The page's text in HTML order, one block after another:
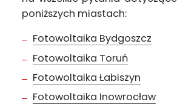
poniższych miastach:
Fotowoltaika Bydgoszcz
Fotowoltaika Toruń
Fotowoltaika Łabiszyn
Fotowoltaika Inowrocław